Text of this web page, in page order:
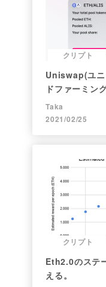
クリプト
Uniswap(ユ
ドファーミン
Taka
2021/02/25
クリプト
Eth2.0のステ
える。